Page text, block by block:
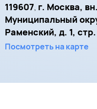
119607, г. Москва,
Муниципальный
Раменский, д. 1, стр.
Посмотреть на карте